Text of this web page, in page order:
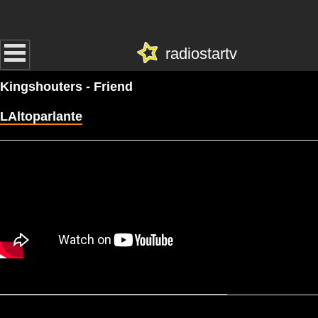
radiostartv
Kingshouters - Friend
LAltoparlante